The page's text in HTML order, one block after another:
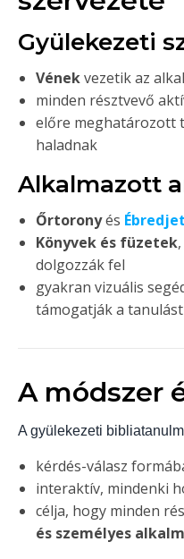
Gyülekezeti
Vénekvezetik az
minden résztvevő
előre meghatározott
haladnak
Alkalmazott
Őrtoronyés
Könyvek és füzetek
dolgozzák fel
gyakran vizuális
támogatják a tanulást
A módszer
A gyülekezeti
kérdés-válasz
interaktív, mindenki
célja, hogy minden
és személyes